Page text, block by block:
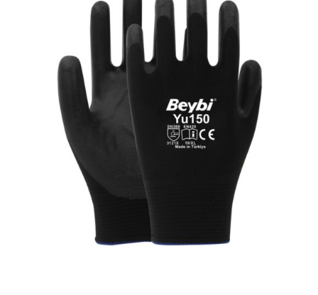
AYRINTILAR